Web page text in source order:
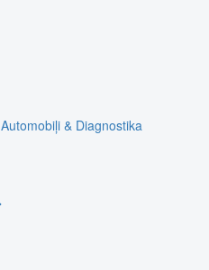
Automobiļi & Diagnostika